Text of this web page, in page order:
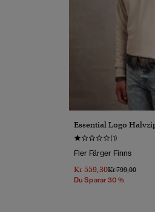
Essential Logo
(1)
Fler Färger Finns
Kr 559,30Pris Reducerat
Kr 799,00Till
Du Sparar 30 %